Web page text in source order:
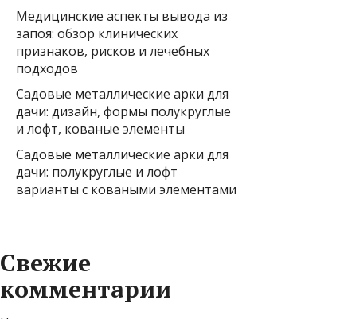
Медицинские аспекты вывода из
запоя: обзор клинических
признаков, рисков и лечебных
подходов
Садовые металлические арки для
дачи: дизайн, формы полукруглые
и лофт, кованые элементы
Садовые металлические арки для
дачи: полукруглые и лофт
варианты с коваными элементами
Свежие
комментарии